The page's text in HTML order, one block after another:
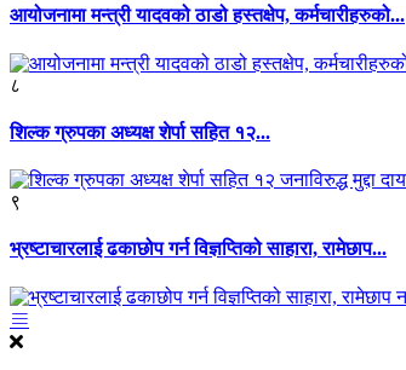
आयोजनामा मन्त्री यादवको ठाडो हस्तक्षेप, कर्मचारीहरुको...
८
शिल्क ग्रुपका अध्यक्ष शेर्पा सहित १२...
९
भ्रष्टाचारलाई ढकाछोप गर्न विज्ञप्तिको साहारा, रामेछाप...